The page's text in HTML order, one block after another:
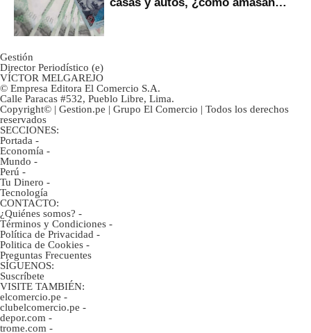
Gestión
Director Periodístico (e)
VÍCTOR MELGAREJO
© Empresa Editora El Comercio S.A.
Calle Paracas #532, Pueblo Libre, Lima.
Copyright© | Gestion.pe | Grupo El Comercio | Todos los derechos
reservados
SECCIONES:
Portada -
Economía -
Mundo -
Perú -
Tu Dinero -
Tecnología
CONTACTO:
¿Quiénes somos? -
Términos y Condiciones -
Política de Privacidad -
Politica de Cookies -
Preguntas Frecuentes
SÍGUENOS:
Suscríbete
VISITE TAMBIÉN:
elcomercio.pe -
clubelcomercio.pe -
depor.com -
trome.com -